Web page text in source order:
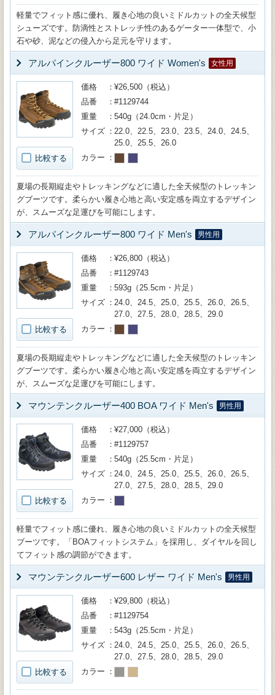
軽量でフィット感に優れ、履き心地の良いミドルカットの全天候型
シューズです。防滴性とストレッチ性のあるゲーター一体型で、小
石や砂、泥などの侵入から足元を守ります。
アルパインクルーザー800 ワイド Women's 女性用
比較する
価格
¥26,500（税込）
品番
#1129744
重量
540g（24.0cm・片足）
サイズ
22.0、22.5、23.0、23.5、24.0、24.5、
25.0、25.5、26.0
カラー
夏場の長期縦走やトレッキングなどに適した全天候型のトレッキン
グブーツです。柔らかい履き心地と高い安定感を両立するデザイン
が、スムーズな足運びを可能にします。
アルパインクルーザー800 ワイド Men's 男性用
比較する
価格
¥26,800（税込）
品番
#1129743
重量
593g（25.5cm・片足）
サイズ
24.0、24.5、25.0、25.5、26.0、26.5、
27.0、27.5、28.0、28.5、29.0
カラー
夏場の長期縦走やトレッキングなどに適した全天候型のトレッキン
グブーツです。柔らかい履き心地と高い安定感を両立するデザイン
が、スムーズな足運びを可能にします。
マウンテンクルーザー400 BOA ワイド Men's 男性用
比較する
価格
¥27,000（税込）
品番
#1129757
重量
540g（25.5cm・片足）
サイズ
24.0、24.5、25.0、25.5、26.0、26.5、
27.0、27.5、28.0、28.5、29.0
カラー
軽量でフィット感に優れ、履き心地の良いミドルカットの全天候型
ブーツです。「BOAフィットシステム」を採用し、ダイヤルを回し
てフィット感の調節ができます。
マウンテンクルーザー600 レザー ワイド Men's 男性用
比較する
価格
¥29,800（税込）
品番
#1129754
重量
543g（25.5cm・片足）
サイズ
24.0、24.5、25.0、25.5、26.0、26.5、
27.0、27.5、28.0、28.5、29.0
カラー